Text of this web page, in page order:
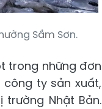
Sầm Sơn.
trong những đơn
ty sản xuất,
Nhật Bản.